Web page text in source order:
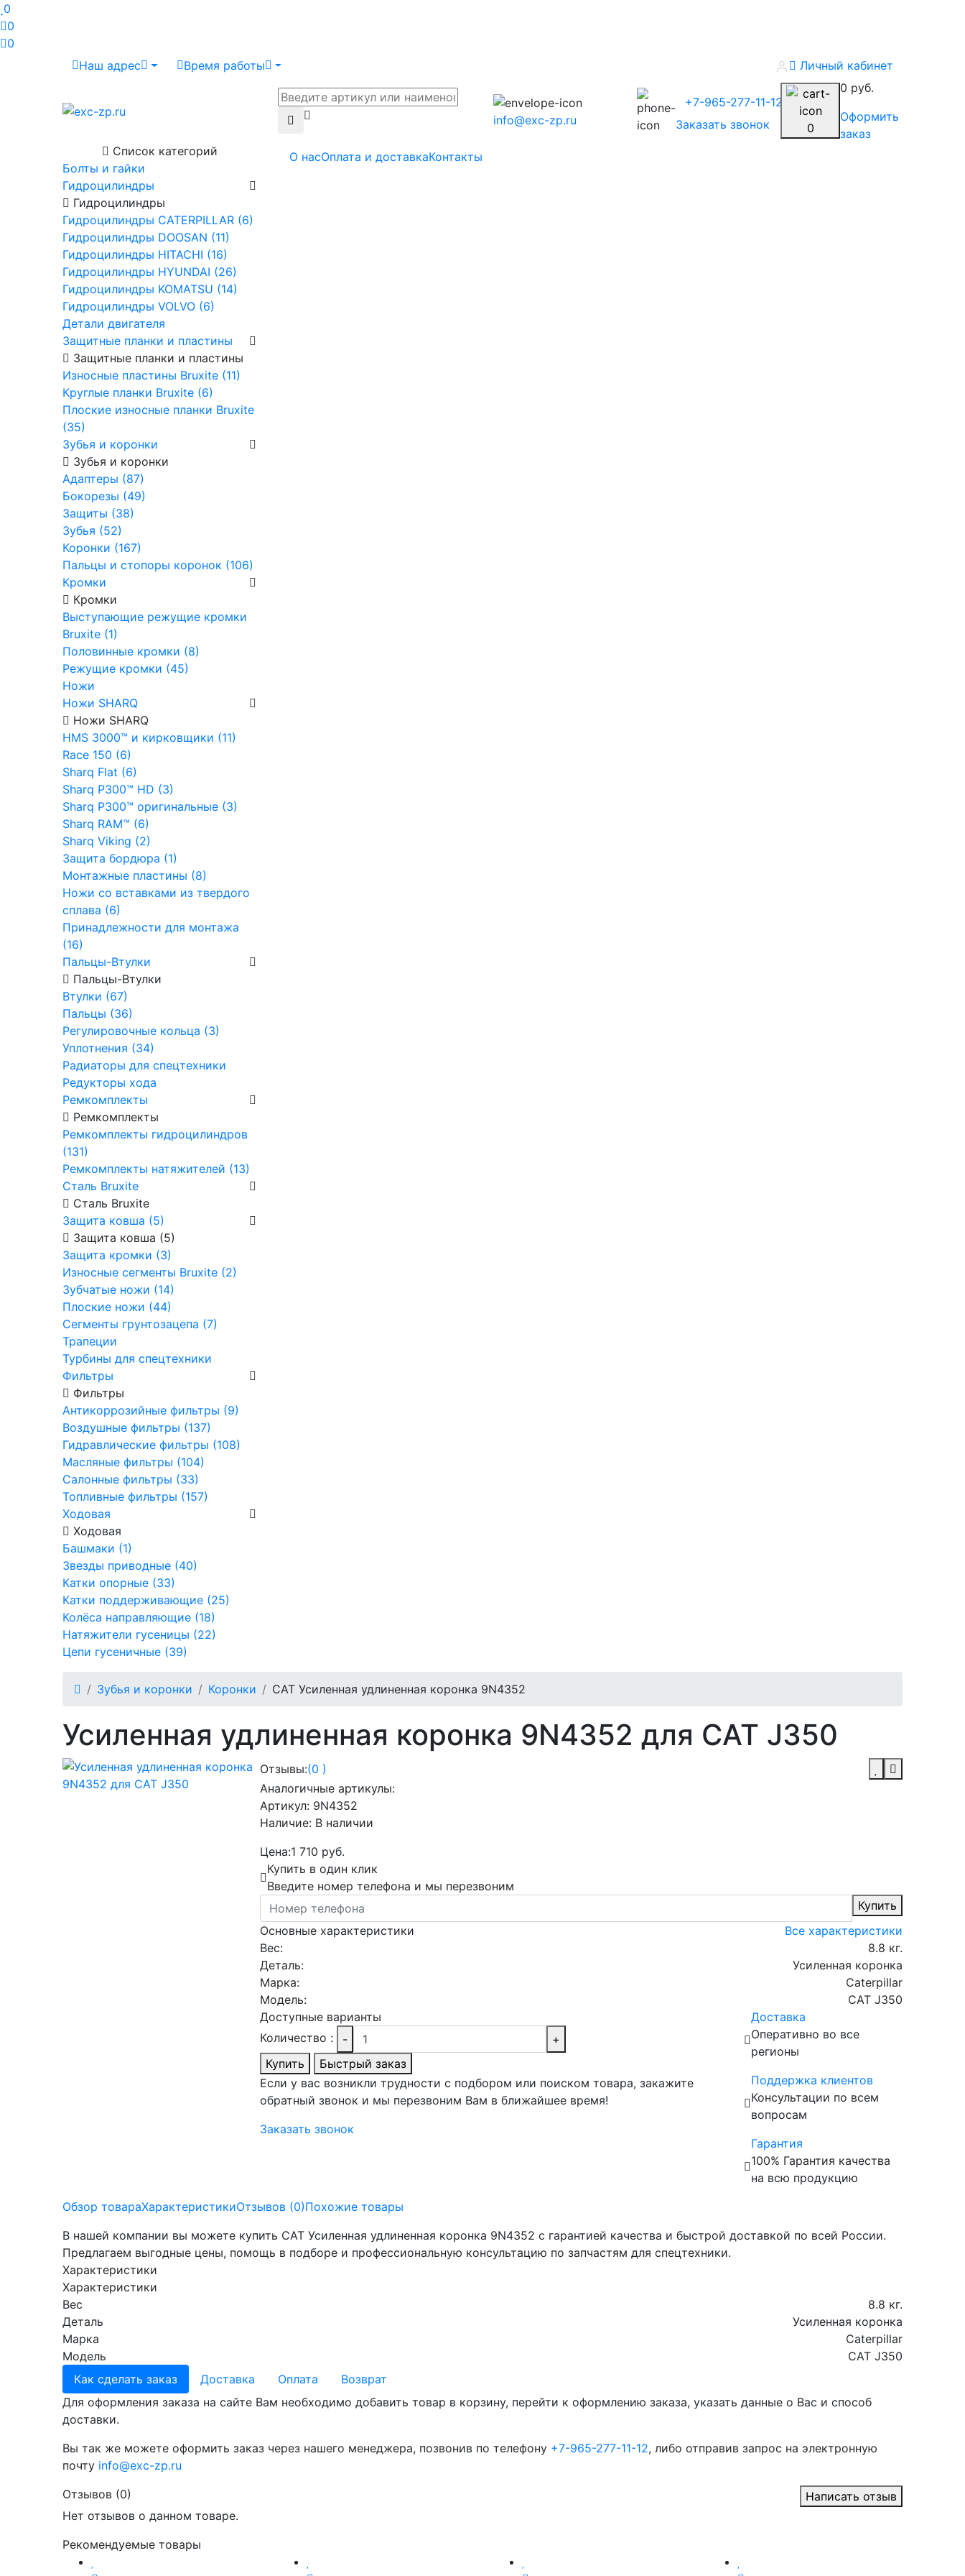
0
0
0
Наш адрес
Время работы Личный кабинет
info@exc-zp.ru
+7-965-277-11-12
Заказать звонок
0
0 руб.
Оформить
заказ
Список категорий
Болты и гайки
Гидроцилиндры
Гидроцилиндры
Гидроцилиндры CATERPILLAR (6)
Гидроцилиндры DOOSAN (11)
Гидроцилиндры HITACHI (16)
Гидроцилиндры HYUNDAI (26)
Гидроцилиндры KOMATSU (14)
Гидроцилиндры VOLVO (6)
Детали двигателя
Защитные планки и пластины
Защитные планки и пластины
Износные пластины Bruxite (11)
Круглые планки Bruxite (6)
Плоские износные планки Bruxite
(35)
Зубья и коронки
Зубья и коронки
Адаптеры (87)
Бокорезы (49)
Защиты (38)
Зубья (52)
Коронки (167)
Пальцы и стопоры коронок (106)
Кромки
Кромки
Выступающие режущие кромки
Bruxite (1)
Половинные кромки (8)
Режущие кромки (45)
Ножи
Ножи SHARQ
Ножи SHARQ
HMS 3000™ и кирковщики (11)
Race 150 (6)
Sharq Flat (6)
Sharq P300™ HD (3)
Sharq P300™ оригинальные (3)
Sharq RAM™ (6)
Sharq Viking (2)
Защита бордюра (1)
Монтажные пластины (8)
Ножи со вставками из твердого
сплава (6)
Принадлежности для монтажа
(16)
Пальцы-Втулки
Пальцы-Втулки
Втулки (67)
Пальцы (36)
Регулировочные кольца (3)
Уплотнения (34)
Радиаторы для спецтехники
Редукторы хода
Ремкомплекты
Ремкомплекты
Ремкомплекты гидроцилиндров
(131)
Ремкомплекты натяжителей (13)
Сталь Bruxite
Сталь Bruxite
Защита ковша (5)
Защита ковша (5)
Защита кромки (3)
Износные сегменты Bruxite (2)
Зубчатые ножи (14)
Плоские ножи (44)
Сегменты грунтозацепа (7)
Трапеции
Турбины для спецтехники
Фильтры
Фильтры
Антикоррозийные фильтры (9)
Воздушные фильтры (137)
Гидравлические фильтры (108)
Масляные фильтры (104)
Салонные фильтры (33)
Топливные фильтры (157)
Ходовая
Ходовая
Башмаки (1)
Звезды приводные (40)
Катки опорные (33)
Катки поддерживающие (25)
Колёса направляющие (18)
Натяжители гусеницы (22)
Цепи гусеничные (39)
О насОплата и доставкаКонтакты
Зубья и коронки Коронки CAT Усиленная удлиненная коронка 9N4352
Усиленная удлиненная коронка 9N4352 для CAT J350
Отзывы:(0 )
Аналогичные артикулы:
Артикул: 9N4352
Наличие: В наличии
Цена:1 710 руб.
Купить в один клик
Введите номер телефона и мы перезвоним
Купить
Основные характеристики
Все характеристики
Вес:
8.8 кг.
Деталь:
Усиленная коронка
Марка:
Caterpillar
Модель:
CAT J350
Доступные варианты
Количество :
-
+
Купить
Быстрый заказ
Если у вас возникли трудности с подбором или поиском товара, закажите
обратный звонок и мы перезвоним Вам в ближайшее время!
Заказать звонок
Доставка
Оперативно во все
регионы
Поддержка клиентов
Консультации по всем
вопросам
Гарантия
100% Гарантия качества
на всю продукцию
Обзор товараХарактеристикиОтзывов (0)Похожие товары
В нашей компании вы можете купить CAT Усиленная удлиненная коронка 9N4352 с гарантией качества и быстрой доставкой по всей России.
Предлагаем выгодные цены, помощь в подборе и профессиональную консультацию по запчастям для спецтехники.
Характеристики
Характеристики
Вес
8.8 кг.
Деталь
Усиленная коронка
Марка
Caterpillar
Модель
CAT J350
Как сделать заказ
Доставка Оплата
Возврат
Для оформления заказа на сайте Вам необходимо добавить товар в корзину, перейти к оформлению заказа, указать данные о Вас и способ
доставки.
Вы так же можете оформить заказ через нашего менеджера, позвонив по телефону +7-965-277-11-12, либо отправив запрос на электронную
почту info@exc-zp.ru
Отзывов (0)
Написать отзыв
Нет отзывов о данном товаре.
Рекомендуемые товары